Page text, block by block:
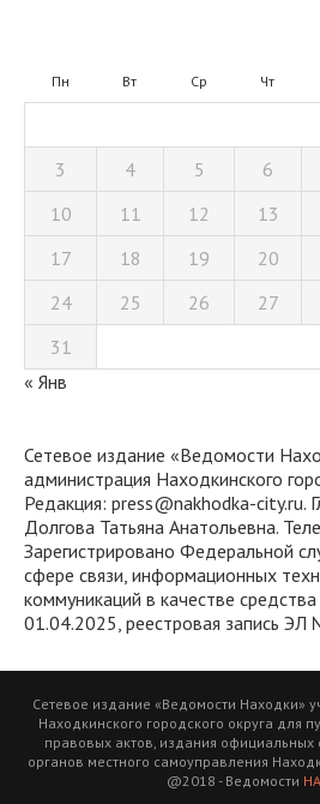
Пн Вт Ср Чт
3
4 5 6
10
11 12 13
17
18 19 20
24
25 26 27
31
« Янв
Сетевое издание «Ведомости
администрация Находкинского
Редакция: press@nakhodka-city.ru.
Долгова Татьяна Анатольевна.
Зарегистрировано Федеральной
сфере связи, информационных
коммуникаций в качестве
01.04.2025, реестровая запись
Сетевое издание «Ведомости Находки»
Находкинского городского округа для
правовых актов, издания
органов местного самоуправления
@2018 - Ведомости